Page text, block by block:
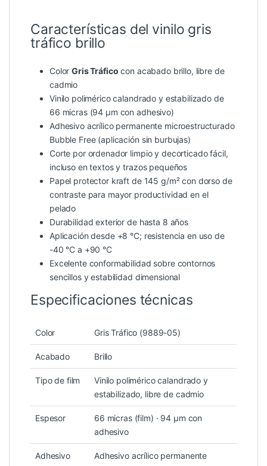
Características del vinilo gris
tráfico brillo
ColorGris Tráfico con acabado brillo, libre de
cadmio
Vinilo polimérico calandrado y estabilizado de
66 micras (94 µm con adhesivo)
Adhesivo acrílico permanente microestructurado
Bubble Free (aplicación sin burbujas)
Corte por ordenador limpio y decorticado fácil,
incluso en textos y trazos pequeños
Papel protector kraft de 145 g/m² con dorso de
contraste para mayor productividad en el
pelado
Durabilidad exterior de hasta 8 años
Aplicación desde +8 °C; resistencia en uso de
-40 °C a +90 °C
Excelente conformabilidad sobre contornos
sencillos y estabilidad dimensional
Especificaciones técnicas
Color Gris Tráfico (9889-05)
Acabado Brillo
Tipo de film
Vinilo polimérico calandrado y
estabilizado, libre de cadmio
Espesor
66 micras (film) · 94 µm con
adhesivo
Adhesivo
Adhesivo acrílico permanente